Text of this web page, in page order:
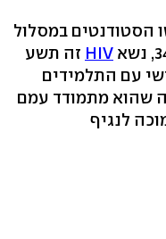
הסטודנטים במסלול
HIV זה תשע
עם התלמידים
שהוא מתמודד עמם
לנגיף